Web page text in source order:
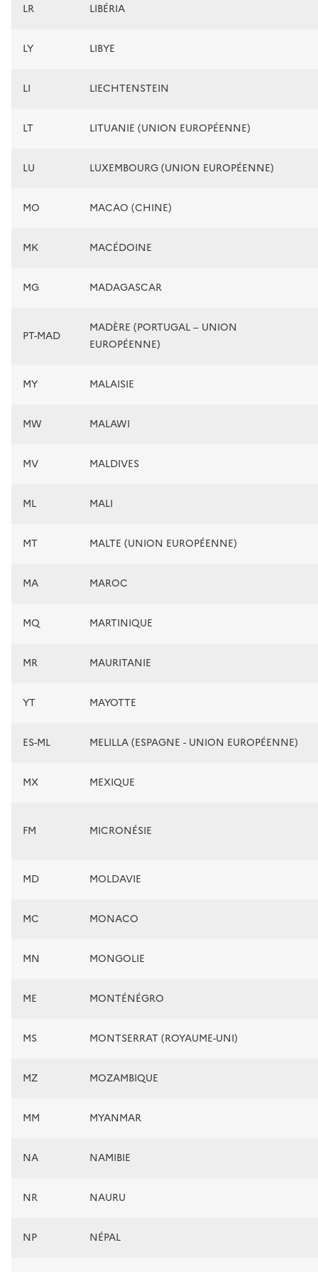
LR LIBÉRIA
LY LIBYE
LI LIECHTENSTEIN
LT LITUANIE (UNION EUROPÉENNE)
LU LUXEMBOURG (UNION EUROPÉENNE)
MO MACAO (CHINE)
MK MACÉDOINE
MG MADAGASCAR
PT-MAD
MADÈRE (PORTUGAL – UNION
EUROPÉENNE)
MY MALAISIE
MW MALAWI
MV MALDIVES
ML MALI
MT MALTE (UNION EUROPÉENNE)
MA MAROC
MQ MARTINIQUE
MR MAURITANIE
YT MAYOTTE
ES-ML MELILLA (ESPAGNE - UNION EUROPÉENNE)
MX MEXIQUE
FM MICRONÉSIE
MD MOLDAVIE
MC MONACO
MN MONGOLIE
ME MONTÉNÉGRO
MS MONTSERRAT (ROYAUME-UNI)
MZ MOZAMBIQUE
MM MYANMAR
NA NAMIBIE
NR NAURU
NP NÉPAL